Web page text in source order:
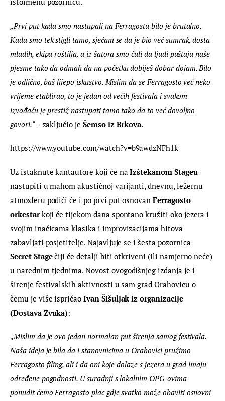
„Prvi put kada smo nastupali na Ferragostu bilo je brutalno.
Kada smo tek stigli tamo, sjećam se da je bio već sumrak, dosta
mladih, ekipa roštilja, a iz šatora smo čuli da ljudi puštaju naše
pjesme tako da odmah da na početku dobiješ dobar dojam. Bilo
je odlično, baš lijepo iskustvo. Mislim da se Ferragosto već neko
vrijeme etablirao, to je jedan od većih festivala i svakom
izvođaču je prestiž nastupati tamo tako da to već dovoljno
govori.“ – zaključio je Šemso iz Brkova.
https://www.youtube.com/watch?v=b9awdzNFh1k
Uz istaknute kantautore koji će na Izštekanom Stageu
nastupiti u mahom akustičnoj varijanti, dnevnu, ležernu
atmosferu podići će i po prvi put osnovan Ferragosto
orkestar koji će tijekom dana spontano kružiti oko jezera i
svojim inačicama klasika i improvizacijama hitova
zabavljati posjetitelje. Najavljuje se i šesta pozornica
Secret Stage čiji će detalji biti otkriveni (ili namjerno neće)
u narednim tjednima. Novost ovogodišnjeg izdanja je i
širenje festivalskih aktivnosti u sam grad Orahovicu o
čemu je više ispričao Ivan Šišuljak iz organizacije
(Dostava Zvuka):
„Mislim da je ovo jedan normalan put širenja samog festivala.
Naša ideja je bila da i stanovnicima u Orahovici pružimo
Ferragosto filing, ali i da oni koje dolaze s jezera u grad imaju
određene pogodnosti. U suradnji s lokalnim OPG-ovima
ponudit ćemo Ferragosto plac gdje svatko može obaviti osnovni